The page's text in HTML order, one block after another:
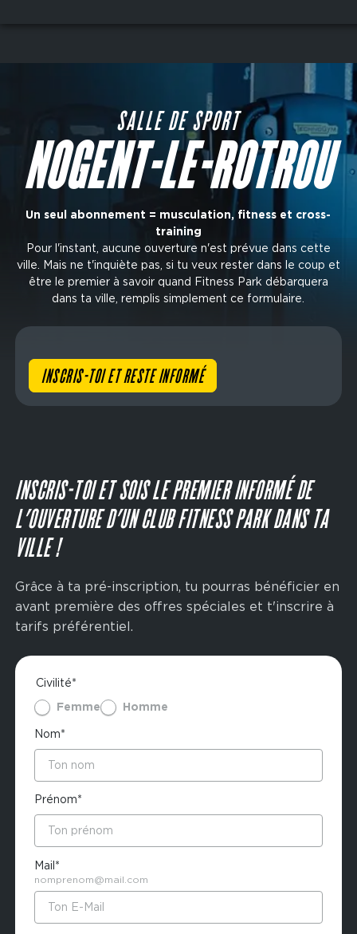
SALLE DE SPORT
NOGENT-LE-ROTROU
Un seul abonnement = musculation, fitness et cross-
training
Pour l'instant, aucune ouverture n'est prévue dans cette
ville. Mais ne t'inquiète pas, si tu veux rester dans le coup et
être le premier à savoir quand Fitness Park débarquera
dans ta ville, remplis simplement ce formulaire.
INSCRIS-TOI ET RESTE INFORMÉ
INSCRIS-TOI ET SOIS LE PREMIER INFORMÉ DE
L’OUVERTURE D’UN CLUB FITNESS PARK DANS TA
VILLE !
Grâce à ta pré-inscription, tu pourras bénéficier en
avant première des offres spéciales et t'inscrire à
tarifs préférentiel.
Civilité*
Femme
Homme
Nom*
Prénom*
Mail*
nomprenom@mail.com